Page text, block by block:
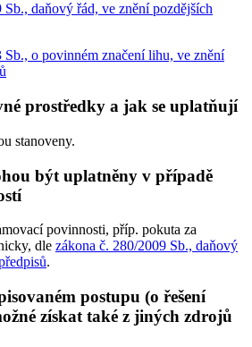
daňový řád, ve znění pozdějších
o povinném značení lihu, ve znění
prostředky a jak se uplatňují
stanoveny.
být uplatněny v případě
povinnosti, příp. pokuta za
dle zákona č. 280/2009 Sb., daňový
.
postupu (o řešení
získat také z jiných zdrojů